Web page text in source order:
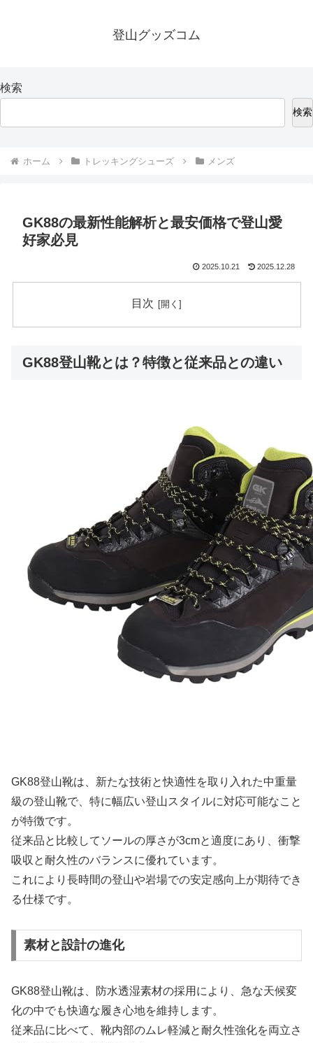
登山グッズコム
検索
検索
ホーム トレッキングシューズ メンズ
GK88の最新性能解析と最安価格で登山愛
好家必見
2025.10.21 2025.12.28
目次
GK88登山靴とは？特徴と従来品との違い
GK88登山靴は、新たな技術と快適性を取り入れた中重量
級の登山靴で、特に幅広い登山スタイルに対応可能なこと
が特徴です。
従来品と比較してソールの厚さが3cmと適度にあり、衝撃
吸収と耐久性のバランスに優れています。
これにより長時間の登山や岩場での安定感向上が期待でき
る仕様です。
素材と設計の進化
GK88登山靴は、防水透湿素材の採用により、急な天候変
化の中でも快適な履き心地を維持します。
従来品に比べて、靴内部のムレ軽減と耐久性強化を両立さ